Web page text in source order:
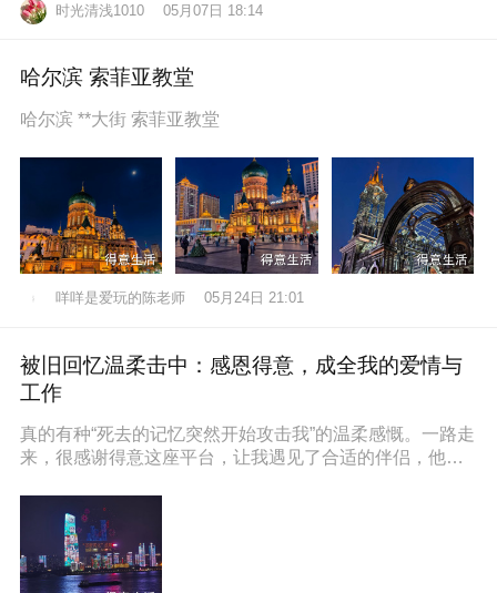
却有情。莫道桑榆晚，为霞尚满
时光清浅1010 05月07日 18:14
哈尔滨 索菲亚教堂
哈尔滨 **大街 索菲亚教堂
咩咩是爱玩的陈老师 05月24日 21:01
被旧回忆温柔击中：感恩得意，成全我的爱情与
工作
真的有种“死去的记忆突然开始攻击我”的温柔感慨。一路走
来，很感谢得意这座平台，让我遇见了合适的伴侣，他也